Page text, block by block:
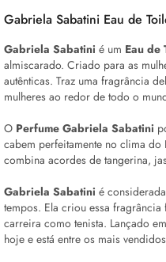
Gabriela Sabatini Eau de
Gabriela Sabatini é um Eau de
almiscarado. Criado para as
autênticas. Traz uma fragrância
mulheres ao redor de todo o
O Perfume Gabriela Sabatini
cabem perfeitamente no clima
combina acordes de tangerina,
Gabriela Sabatini é
tempos. Ela criou essa fragrância
carreira como tenista. Lançado
hoje e está entre os mais